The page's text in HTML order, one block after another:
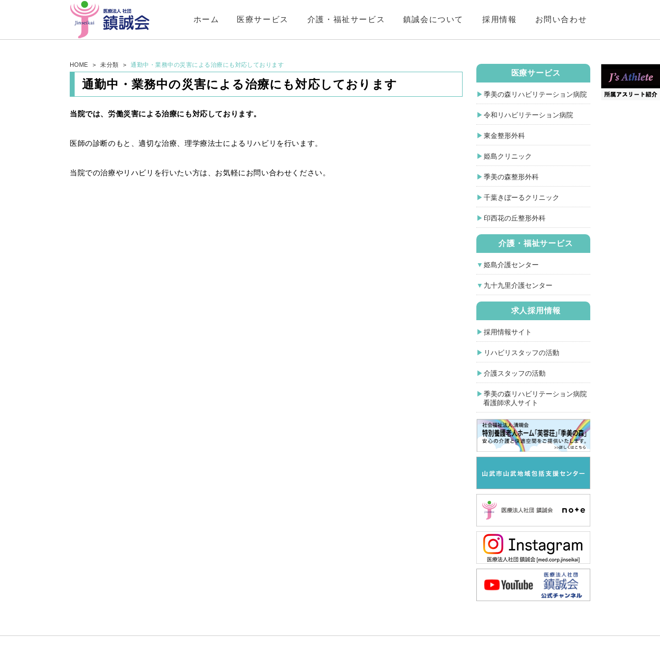
ホーム 医療サービス 介護・福祉サービス 鎮誠会について 採用情報 お問い合わせ
HOME 未分類 通勤中・業務中の災害による治療にも対応しております
通勤中・業務中の災害による治療にも対応しております
当院では、労働災害による治療にも対応しております。
医師の診断のもと、適切な治療、理学療法士によるリハビリを行います。
当院での治療やリハビリを行いたい方は、お気軽にお問い合わせください。
医療サービス
季美の森リハビリテーション病院
令和リハビリテーション病院
東金整形外科
姫島クリニック
季美の森整形外科
千葉きぼーるクリニック
印西花の丘整形外科
介護・福祉サービス
姫島介護センター
九十九里介護センター
求人採用情報
採用情報サイト
リハビリスタッフの活動
介護スタッフの活動
季美の森リハビリテーション病院
看護師求人サイト